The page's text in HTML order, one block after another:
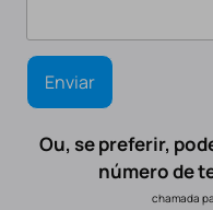
Ou, se preferir,
número de
chamada